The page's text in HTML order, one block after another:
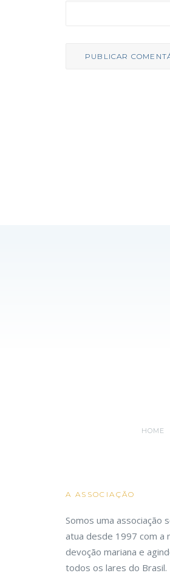
HOME
A ASSOCIAÇÃO
Somos uma associação
atua desde 1997 com a
devoção mariana e
todos os lares do Brasil.